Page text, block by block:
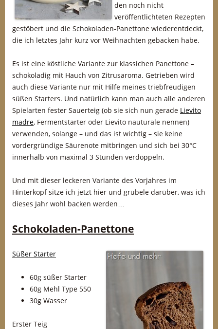
den noch nicht
veröffentlichteten Rezepten
gestöbert und die Schokoladen-Panettone wiederentdeckt,
die ich letztes Jahr kurz vor Weihnachten gebacken habe.
Es ist eine köstliche Variante zur klassichen Panettone –
schokoladig mit Hauch von Zitrusaroma. Getrieben wird
auch diese Variante nur mit Hilfe meines triebfreudigen
süßen Starters. Und natürlich kann man auch alle anderen
Spielarten fester Sauerteig (ob sie sich nun gerade Lievito
madre, Fermentstarter oder Lievito nauturale nennen)
verwenden, solange – und das ist wichtig – sie keine
vordergründige Säurenote mitbringen und sich bei 30°C
innerhalb von maximal 3 Stunden verdoppeln.
Und mit dieser leckeren Variante des Vorjahres im
Hinterkopf sitze ich jetzt hier und grübele darüber, was ich
dieses Jahr wohl backen werden…
Schokoladen-Panettone
Süßer Starter
60g süßer Starter
60g Mehl Type 550
30g Wasser
Erster Teig